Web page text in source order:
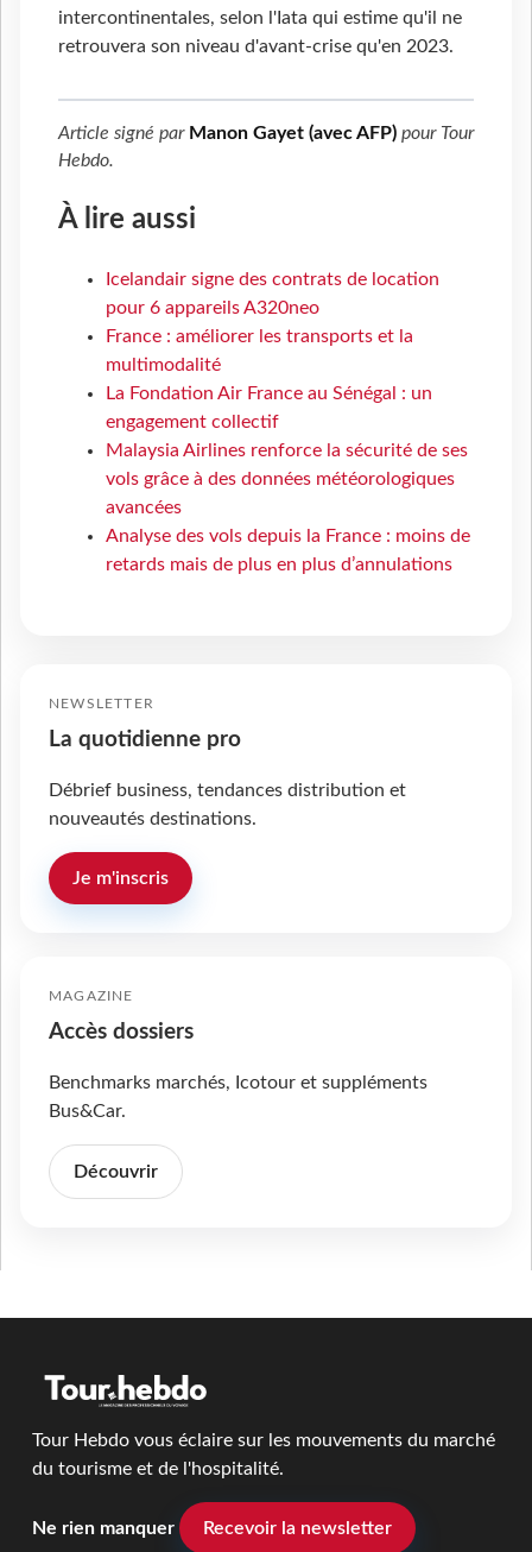
intercontinentales, selon l'Iata qui estime qu'il ne
retrouvera son niveau d'avant-crise qu'en 2023.
Article signé par Manon Gayet (avec AFP) pour Tour
Hebdo.
À lire aussi
Icelandair signe des contrats de location
pour 6 appareils A320neo
France : améliorer les transports et la
multimodalité
La Fondation Air France au Sénégal : un
engagement collectif
Malaysia Airlines renforce la sécurité de ses
vols grâce à des données météorologiques
avancées
Analyse des vols depuis la France : moins de
retards mais de plus en plus d’annulations
NEWSLETTER
La quotidienne pro
Débrief business, tendances distribution et
nouveautés destinations.
Je m'inscris
MAGAZINE
Accès dossiers
Benchmarks marchés, Icotour et suppléments
Bus&Car.
Découvrir
Tour Hebdo vous éclaire sur les mouvements du marché
du tourisme et de l'hospitalité.
Ne rien manquer Recevoir la newsletter